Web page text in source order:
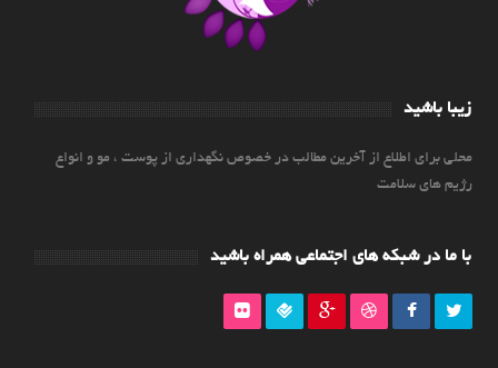
زیبا باشید
محلی برای اطلاع از آخرین مطالب در خصوص نگهداری از پوست ، مو و انواع
رژیم های سلامت
با ما در شبکه های اجتماعی همراه باشید